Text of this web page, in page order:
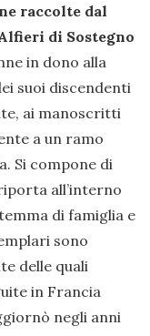
raccolte dal
di Sostegno
in dono alla
suoi discendenti
ai manoscritti
a un ramo
Si compone di
all’interno
di famiglia e
sono
delle quali
in Francia
negli anni